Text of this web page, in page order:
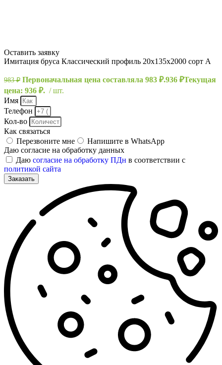
Оставить заявку
Имитация бруса Классический профиль 20х135х2000 сорт А
983₽ Первоначальная цена составляла 983 ₽.936 ₽Текущая
цена: 936 ₽.
шт.
Имя
Телефон
Кол-во
Как связаться
Перезвоните мне
Напишите в WhatsApp
Даю согласие на обработку данных
Даю согласие на обработку ПДн в соответствии с
политикой сайта
Заказать